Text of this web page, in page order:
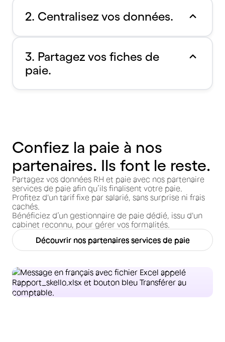
2. Centralisez vos données.
3. Partagez vos fiches de
paie.
Confiez la paie à nos
partenaires. Ils font le reste.
Partagez vos données RH et paie avec nos partenaire
services de paie afin qu’ils finalisent votre paie.
Profitez d'un tarif fixe par salarié, sans surprise ni frais
cachés.
Bénéficiez d’un gestionnaire de paie dédié, issu d'un
cabinet reconnu, pour gérer vos formalités.
Découvrir nos partenaires services de paie